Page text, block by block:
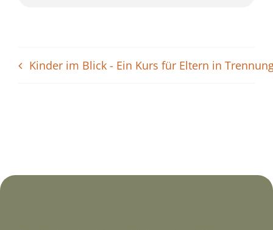
Kinder im Blick - Ein Kurs für Eltern in